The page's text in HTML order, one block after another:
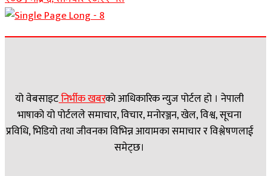
यो वेबसाइटनिर्भीक खबरकाे आधिकारिक न्युज पोर्टल हो । नेपाली
भाषाको यो पोर्टलले समाचार, विचार, मनोरञ्जन, खेल, विश्व, सूचना
प्रविधि, भिडियो तथा जीवनका विभिन्न आयामका समाचार र विश्लेषणलाई
समेट्छ।